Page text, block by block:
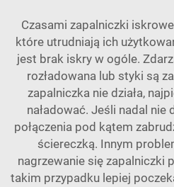
Czasami zapalniczki
które utrudniają ich
jest brak iskry w ogóle.
rozładowana lub styki są
zapalniczka nie działa,
naładować. Jeśli nadal nie
połączenia pod kątem
ściereczką. Innym
nagrzewanie się zapalniczki
takim przypadku lepiej